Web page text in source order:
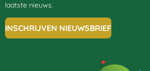
laatste nieuws.
INSCHRIJVEN NIEUWSBRIEF